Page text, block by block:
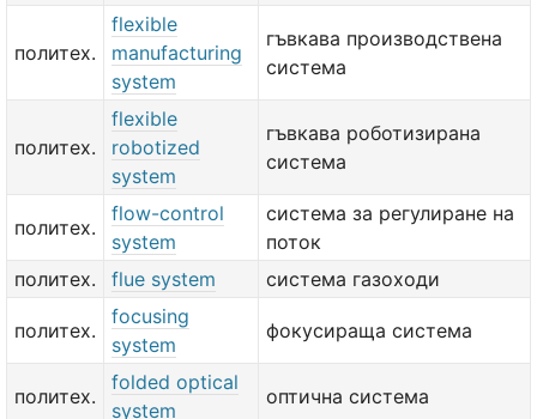
политех.
flexible
manufacturing
system
гъвкава производствена
система
политех.
flexible
robotized
system
гъвкава роботизирана
система
политех.
flow-control
system
система за регулиране на
поток
политех.
flue system система газоходи
политех.
focusing
system
фокусираща система
политех.
folded optical
system
оптична система